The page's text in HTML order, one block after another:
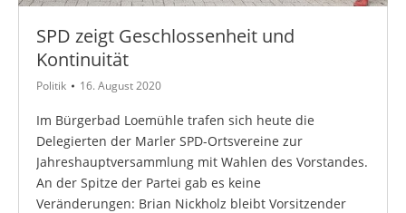
SPD zeigt Geschlossenheit und
Kontinuität
Politik 16. August 2020
Im Bürgerbad Loemühle trafen sich heute die
Delegierten der Marler SPD-Ortsvereine zur
Jahreshauptversammlung mit Wahlen des Vorstandes.
An der Spitze der Partei gab es keine
Veränderungen: Brian Nickholz bleibt Vorsitzender